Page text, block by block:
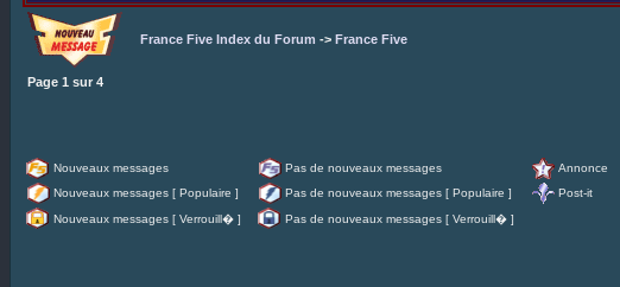
France Five Index du Forum -> France Five
Page 1 sur 4
Nouveaux messages Pas de nouveaux messages
Annonce
Nouveaux messages [ Populaire ]
Pas de nouveaux messages [ Populaire ]
Post-it
Nouveaux messages [ Verrouill� ]
Pas de nouveaux messages [ Verrouill� ]